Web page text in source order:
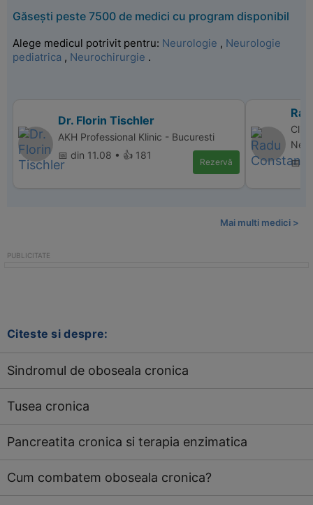
Găsești peste 7500 de medici cu program disponibil
Alege medicul potrivit pentru: Neurologie , Neurologie
pediatrica , Neurochirurgie .
Dr. Florin Tischler
AKH Professional Klinic - Bucuresti
📅 din 11.08 • 👍 181
Rezervă
📅
Mai multi medici >
Citeste si despre:
Sindromul de oboseala cronica
Tusea cronica
Pancreatita cronica si terapia enzimatica
Cum combatem oboseala cronica?